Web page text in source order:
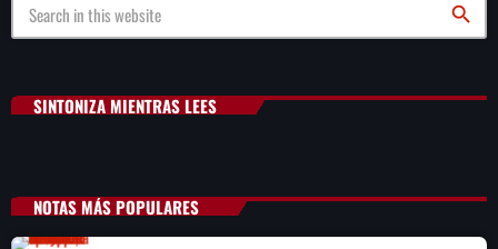
search
SINTONIZA MIENTRAS LEES
NOTAS MÁS POPULARES